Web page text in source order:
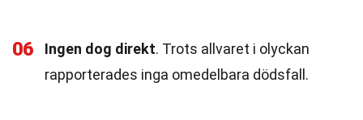
06 Ingen dog direkt. Trots allvaret i olyckan
rapporterades inga omedelbara dödsfall.